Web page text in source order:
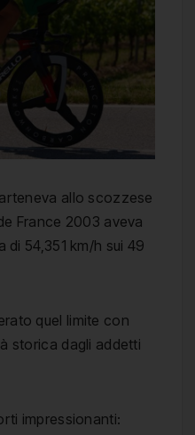
allo scozzese
France 2003 aveva
di 54,351 km/h sui 49
quel limite con
storica dagli addetti
impressionanti: